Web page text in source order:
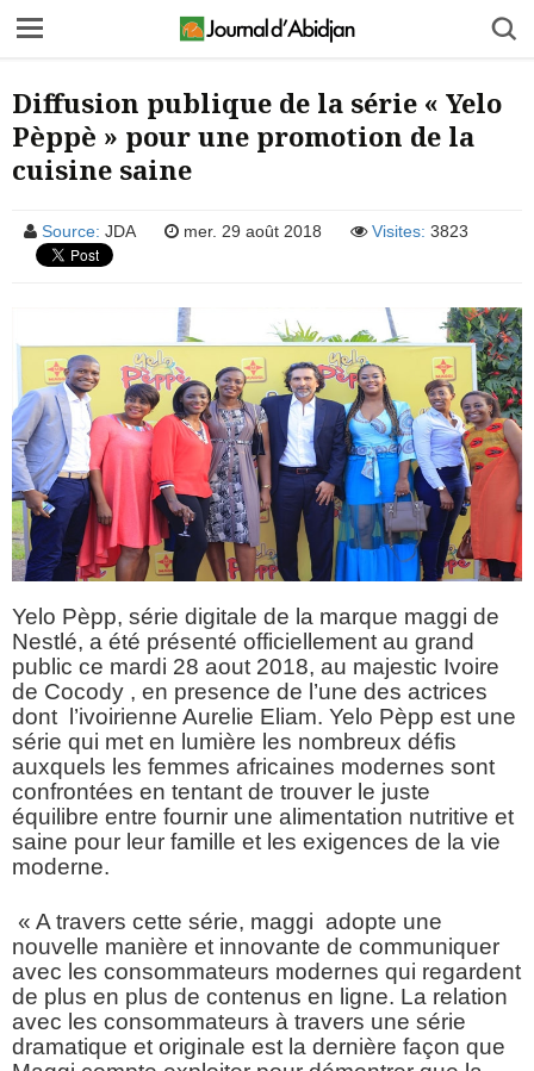
Diffusion publique de la série « Yelo
Pѐppѐ » pour une promotion de la
cuisine saine
Source: JDA mer. 29 août 2018 Visites: 3823
Yelo Pѐpp, série digitale de la marque maggi de
Nestlé, a été présenté officiellement au grand
public ce mardi 28 aout 2018, au majestic Ivoire
de Cocody , en presence de l’une des actrices
dont l’ivoirienne Aurelie Eliam. Yelo Pѐpp est une
série qui met en lumière les nombreux défis
auxquels les femmes africaines modernes sont
confrontées en tentant de trouver le juste
équilibre entre fournir une alimentation nutritive et
saine pour leur famille et les exigences de la vie
moderne.
« A travers cette série, maggi adopte une
nouvelle manière et innovante de communiquer
avec les consommateurs modernes qui regardent
de plus en plus de contenus en ligne. La relation
avec les consommateurs à travers une série
dramatique et originale est la dernière façon que